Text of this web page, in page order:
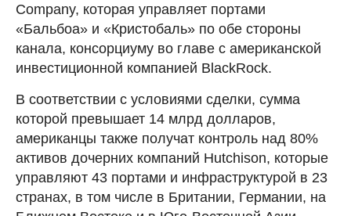
Company, которая управляет портами
«Бальбоа» и «Кристобаль» по обе стороны
канала, консорциуму во главе с американской
инвестиционной компанией BlackRock.
В соответствии с условиями сделки, сумма
которой превышает 14 млрд долларов,
американцы также получат контроль над 80%
активов дочерних компаний Hutchison, которые
управляют 43 портами и инфраструктурой в 23
странах, в том числе в Британии, Германии, на